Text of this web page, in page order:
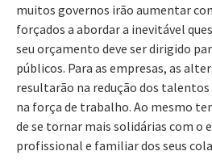
muitos governos irão aumentar
forçados a abordar a inevitável
seu orçamento deve ser dirigido
públicos. Para as empresas, as
resultarão na redução dos
na força de trabalho. Ao mesmo
de se tornar mais solidárias com o
profissional e familiar dos seus